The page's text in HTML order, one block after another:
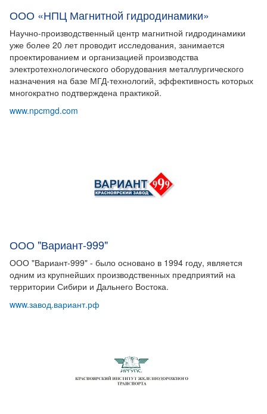
ООО «НПЦ Магнитной гидродинамики»
Научно-производственный центр магнитной гидродинамики
уже более 20 лет проводит исследования, занимается
проектированием и организацией производства
электротехнологического оборудования металлургического
назначения на базе МГД-технологий, эффективность которых
многократно подтверждена практикой.
www.npcmgd.com
ООО "Вариант-999"
ООО "Вариант-999" - было основано в 1994 году, является
одним из крупнейших производственных предприятий на
территории Сибири и Дальнего Востока.
www.завод.вариант.рф